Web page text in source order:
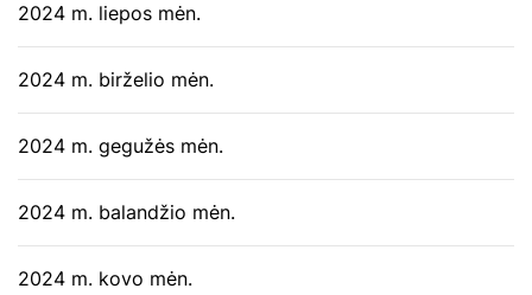
2024 m. liepos mėn.
2024 m. birželio mėn.
2024 m. gegužės mėn.
2024 m. balandžio mėn.
2024 m. kovo mėn.